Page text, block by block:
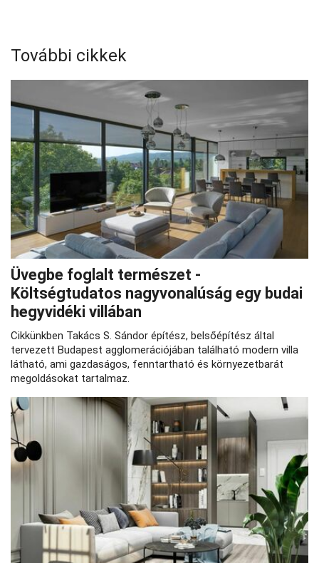
További cikkek
Üvegbe foglalt természet -
Költségtudatos nagyvonalúság egy budai
hegyvidéki villában
Cikkünkben Takács S. Sándor építész, belsőépítész által
tervezett Budapest agglomerációjában található modern villa
látható, ami gazdaságos, fenntartható és környezetbarát
megoldásokat tartalmaz.